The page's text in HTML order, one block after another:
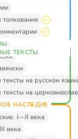
толкования
ТЕКСТЫ
на русском
на
НАСЛЕДИЕ
I—II века
века